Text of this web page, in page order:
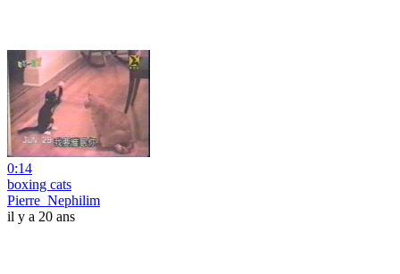
0:14
boxing cats
Pierre_Nephilim
il y a 20 ans